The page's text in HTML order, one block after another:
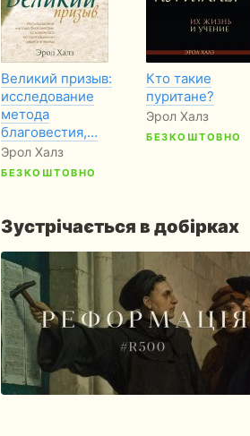
Великий призыв:
исследование
метода
благовестия,…
Эрол Халз
БЕЗКОШТОВНО
Кто такие
пуритане?
Эрол Халз
БЕЗКОШТОВНО
Зустрічається в добірках